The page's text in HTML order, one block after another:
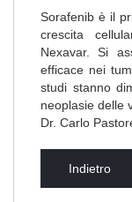
Sorafenib è il
crescita
Nexavar. Si
efficace nei
studi stanno
neoplasie delle
Dr. Carlo
Indietro